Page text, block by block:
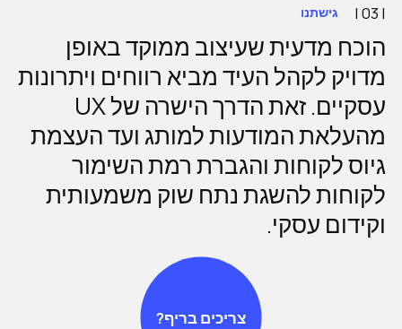
| 03 | גישתנו
הוכח מדעית שעיצוב ממוקד באופן
מדויק לקהל העיד מביא רווחים ויתרונות
עסקיים. זאת הדרך הישרה של UX
מהעלאת המודעות למותג ועד העצמת
גיוס לקוחות והגברת רמת השימור
לקוחות להשגת נתח שוק משמעותית
וקידום עסקי.
צריכים בריף?